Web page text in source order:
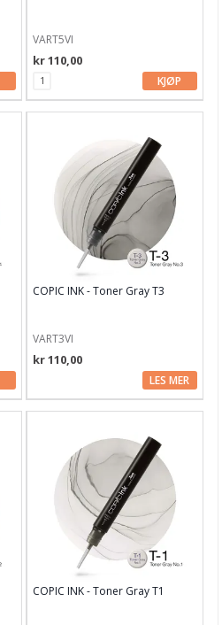
VART5VI
kr 110,00
KJØP
COPIC INK - Toner Gray T3
VART3VI
kr 110,00
LES MER
COPIC INK - Toner Gray T1